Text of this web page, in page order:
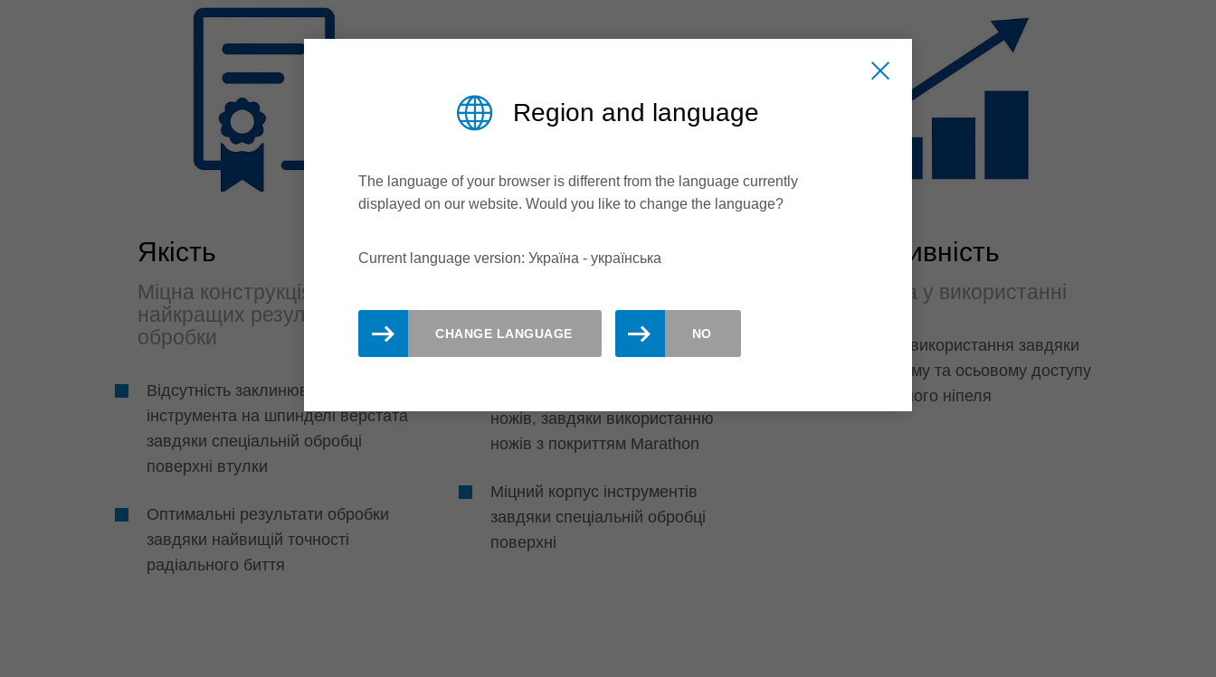
Якість
Міцна конструкція для
найкращих результатів
обробки
Відсутність заклинювання корпусу
інструмента на шпинделі верстата
завдяки спеціальній обробці
поверхні втулки
Оптимальні результати обробки
завдяки найвищій точності
радіального биття
Экологічність
середовища
ножів, завдяки використанню
ножів з покриттям Marathon
Міцний корпус інструментів
завдяки спеціальній обробці
поверхні
Эфективність
Простота у використанні
Зручність використання завдяки
радіальному та осьовому доступу
до масляного ніпеля
Region and language
The language of your browser is different from the language currently
displayed on our website. Would you like to change the language?
Current language version: Україна - yкраїнська
CHANGE LANGUAGE NO